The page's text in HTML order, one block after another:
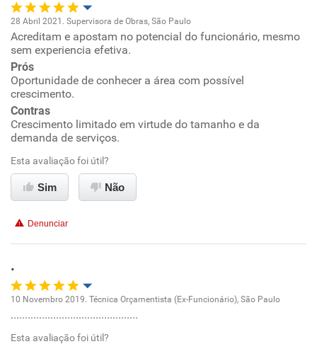
Não recomenda esta empresa
Não recomenda a diretoria
Oportunidade de promoção
Ambiente de trabalho
Conciliação com a vida familiar
Benefícios
Recomenda a diretoria
28 Abril 2021. Supervisora de Obras, São Paulo
Acreditam e apostam no potencial do funcionário, mesmo
sem experiencia efetiva.
Prós
Oportunidade de conhecer a área com possível
crescimento.
Contras
Crescimento limitado em virtude do tamanho e da
demanda de serviços.
Esta avaliação foi útil?
Sim Não
Denunciar
.
Oportunidade de promoção
10 Novembro 2019. Técnica Orçamentista (Ex-Funcionário), São Paulo
.............................................
Esta avaliação foi útil?